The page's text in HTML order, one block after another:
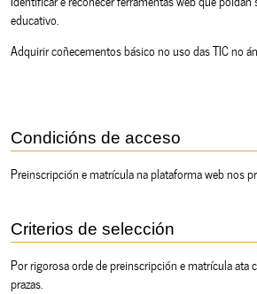
educativo.
Adquirir coñecementos básico no uso das TIC no
Condicións de acceso
Preinscripción e matrícula na plataforma web nos
Criterios de selección
Por rigorosa orde de preinscripción e matrícula ata
prazas.